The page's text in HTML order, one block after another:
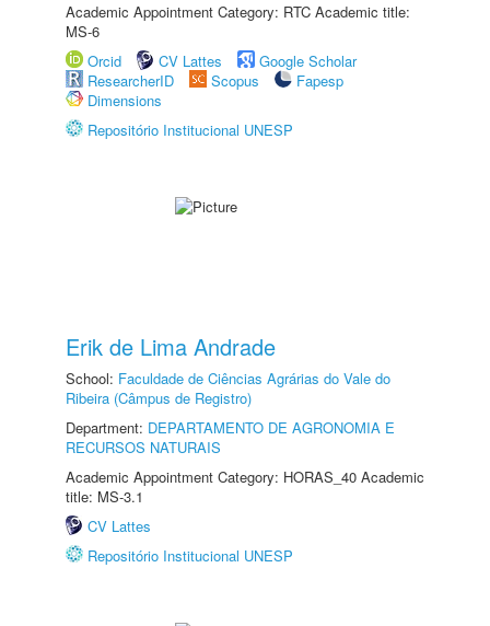
Academic Appointment Category: RTC Academic title:
MS-6
Orcid
CV Lattes
Google Scholar
ResearcherID
Scopus
Fapesp
Dimensions
Repositório Institucional UNESP
Erik de Lima Andrade
School: Faculdade de Ciências Agrárias do Vale do
Ribeira (Câmpus de Registro)
Department: DEPARTAMENTO DE AGRONOMIA E
RECURSOS NATURAIS
Academic Appointment Category: HORAS_40 Academic
title: MS-3.1
CV Lattes
Repositório Institucional UNESP